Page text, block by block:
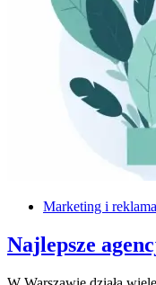
Marketing i reklama
Najlepsze